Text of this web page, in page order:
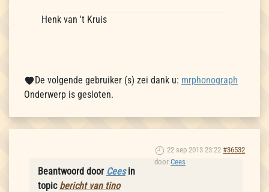
Henk van 't Kruis
De volgende gebruiker (s) zei dank u: mrphonograph
Onderwerp is gesloten.
22 sep 2013 23:22 #36532
door Cees
Beantwoord door Ceesin
topic bericht van tino